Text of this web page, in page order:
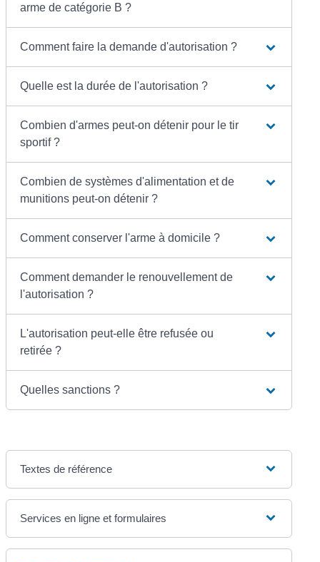
arme de catégorie B ?
Comment faire la demande d'autorisation ?
Quelle est la durée de l'autorisation ?
Combien d'armes peut-on détenir pour le tir
sportif ?
Combien de systèmes d'alimentation et de
munitions peut-on détenir ?
Comment conserver l'arme à domicile ?
Comment demander le renouvellement de
l'autorisation ?
L'autorisation peut-elle être refusée ou
retirée ?
Quelles sanctions ?
Textes de référence
Services en ligne et formulaires